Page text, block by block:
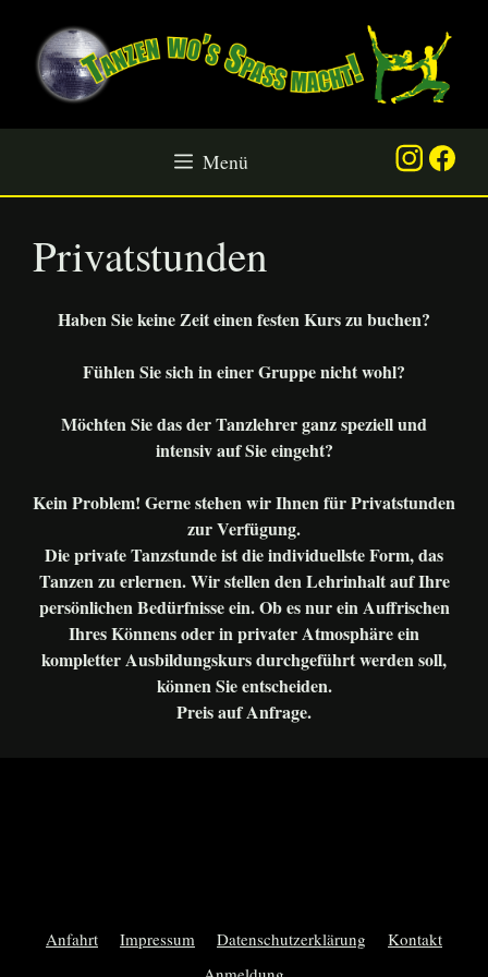
springen
Menü
Privatstunden
Haben Sie keine Zeit einen festen Kurs zu buchen?
Fühlen Sie sich in einer Gruppe nicht wohl?
Möchten Sie das der Tanzlehrer ganz speziell und
intensiv auf Sie eingeht?
Kein Problem! Gerne stehen wir Ihnen für Privatstunden
zur Verfügung.
Die private Tanzstunde ist die individuellste Form, das
Tanzen zu erlernen. Wir stellen den Lehrinhalt auf Ihre
persönlichen Bedürfnisse ein. Ob es nur ein Auffrischen
Ihres Könnens oder in privater Atmosphäre ein
kompletter Ausbildungskurs durchgeführt werden soll,
können Sie entscheiden.
Preis auf Anfrage.
Anfahrt Impressum Datenschutzerklärung
Kontakt